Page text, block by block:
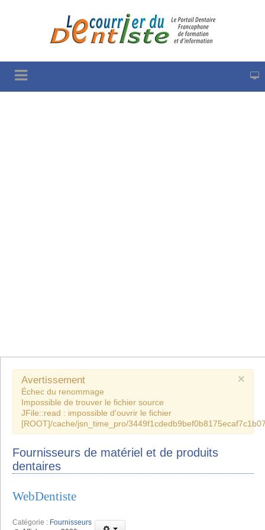
×
Avertissement
Échec du renommage
Impossible de trouver le fichier source
JFile::read : impossible d'ouvrir le fichier
[ROOT]/cache/jsn_time_pro/
Fournisseurs de matériel et de produits
dentaires
WebDentiste
Catégorie : Fournisseurs